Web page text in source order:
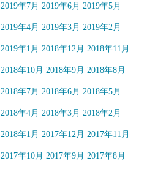
2019年7月 2019年6月 2019年5月
2019年4月 2019年3月 2019年2月
2019年1月 2018年12月 2018年11月
2018年10月 2018年9月 2018年8月
2018年7月 2018年6月 2018年5月
2018年4月 2018年3月 2018年2月
2018年1月 2017年12月 2017年11月
2017年10月 2017年9月 2017年8月